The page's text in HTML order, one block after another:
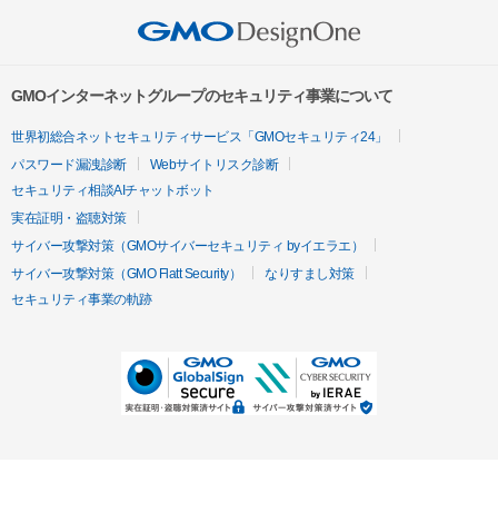
GMOインターネットグループのセキュリティ事業について
世界初総合ネットセキュリティサービス「GMOセキュリティ24」
パスワード漏洩診断
Webサイトリスク診断
セキュリティ相談AIチャットボット
実在証明・盗聴対策
サイバー攻撃対策（GMOサイバーセキュリティ byイエラエ）
サイバー攻撃対策（GMO Flatt Security）
なりすまし対策
セキュリティ事業の軌跡